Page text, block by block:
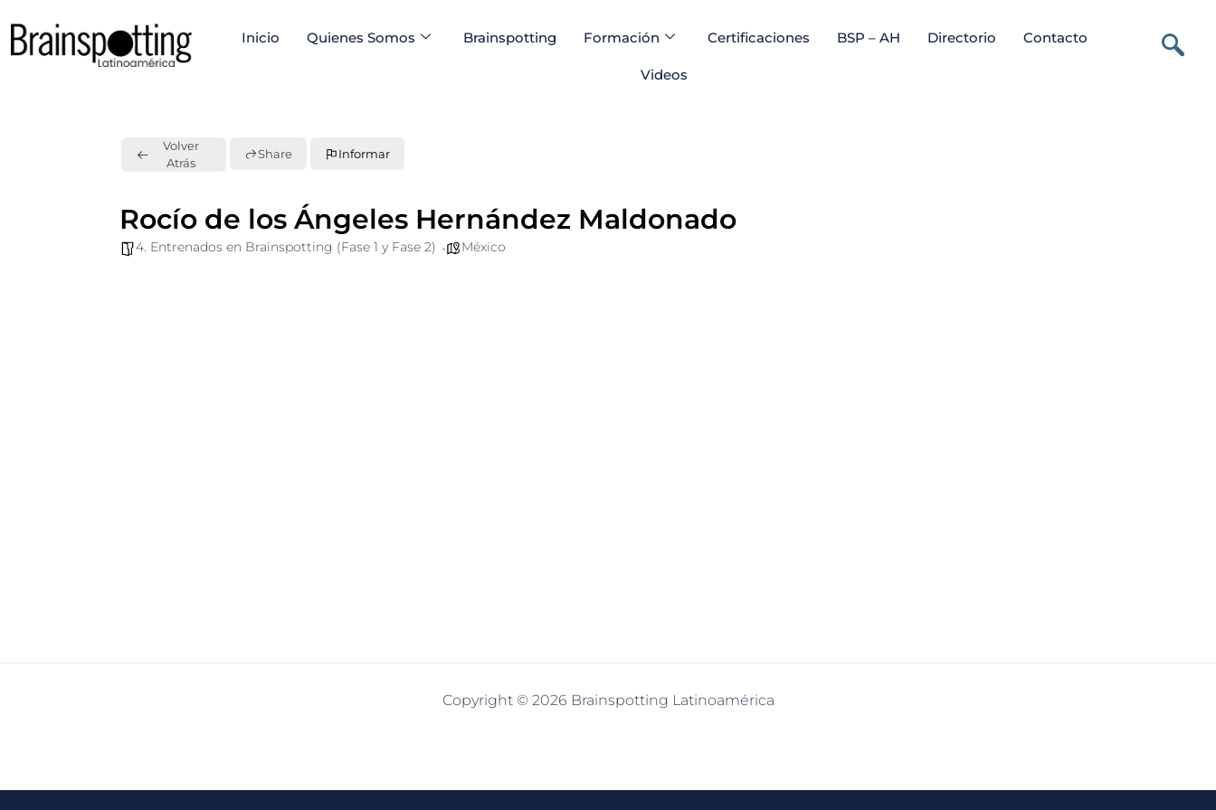
Ir
al
Inicio Quienes Somos Brainspotting Formación Certificaciones BSP – AH Directorio Contacto
Videos
Volver
Atrás
Share Informar
Rocío de los Ángeles Hernández Maldonado
4. Entrenados en Brainspotting (Fase 1 y Fase 2) México
Copyright © 2026 Brainspotting Latinoamérica